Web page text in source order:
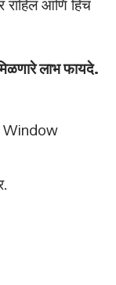
राहिल आणि हिच
लाभ फायदे.
Window